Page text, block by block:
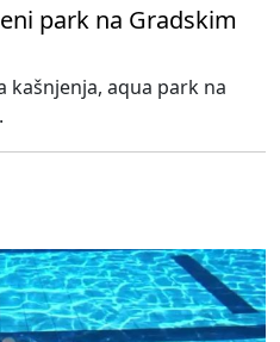
park na Gradskim
kašnjenja, aqua park na